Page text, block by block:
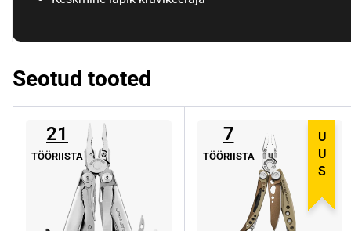
Seotud tooted
21
TÖÖRIISTA UUS
7
TÖÖRIISTA